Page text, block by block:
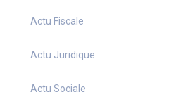
Actu Fiscale
Actu Juridique
Actu Sociale